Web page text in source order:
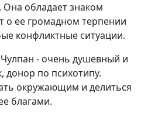
обладает знаком
о ее громадном терпении
конфликтные ситуации.
- очень душевный и
донор по психотипу.
окружающим и делиться
благами.